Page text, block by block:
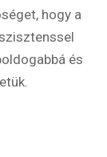
hogy a
és